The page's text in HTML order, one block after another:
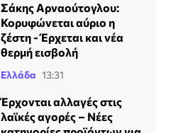
Σάκης Αρναούτογλου:
Κορυφώνεται αύριο η
ζέστη - Έρχεται και νέα
θερμή εισβολή
Ελλάδα 13:31
Έρχονται αλλαγές στις
λαϊκές αγορές – Νέες